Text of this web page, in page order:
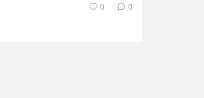
0 0